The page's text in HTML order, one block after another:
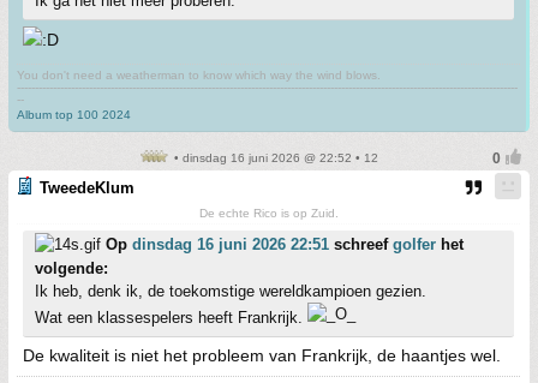
You don't need a weatherman to know which way the wind blows.
-------------------------------------------------------------------------------------------------------------------------------------------
--
Album top 100 2024
• dinsdag 16 juni 2026 @ 22:52 • 12
TweedeKlum
De echte Rico is op Zuid.
Op dinsdag 16 juni 2026 22:51 schreef golfer het
volgende:
Ik heb, denk ik, de toekomstige wereldkampioen gezien.
Wat een klassespelers heeft Frankrijk.
De kwaliteit is niet het probleem van Frankrijk, de haantjes wel.